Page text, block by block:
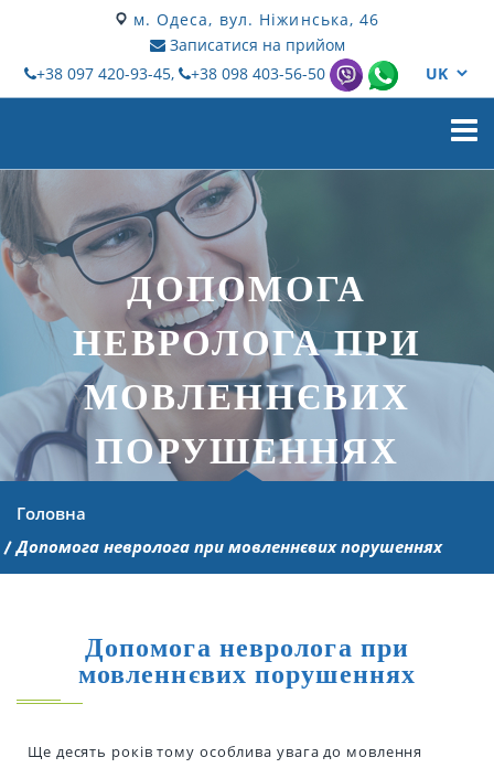
м. Одеса, вул. Ніжинська, 46
Записатися на прийом
+38 097 420-93-45,
+38 098 403-56-50
ДОПОМОГА
НЕВРОЛОГА ПРИ
МОВЛЕННЄВИХ
ПОРУШЕННЯХ
Головна
Допомога невролога при мовленнєвих порушеннях
Допомога невролога при
мовленнєвих порушеннях
Ще десять років тому особлива увага до мовлення